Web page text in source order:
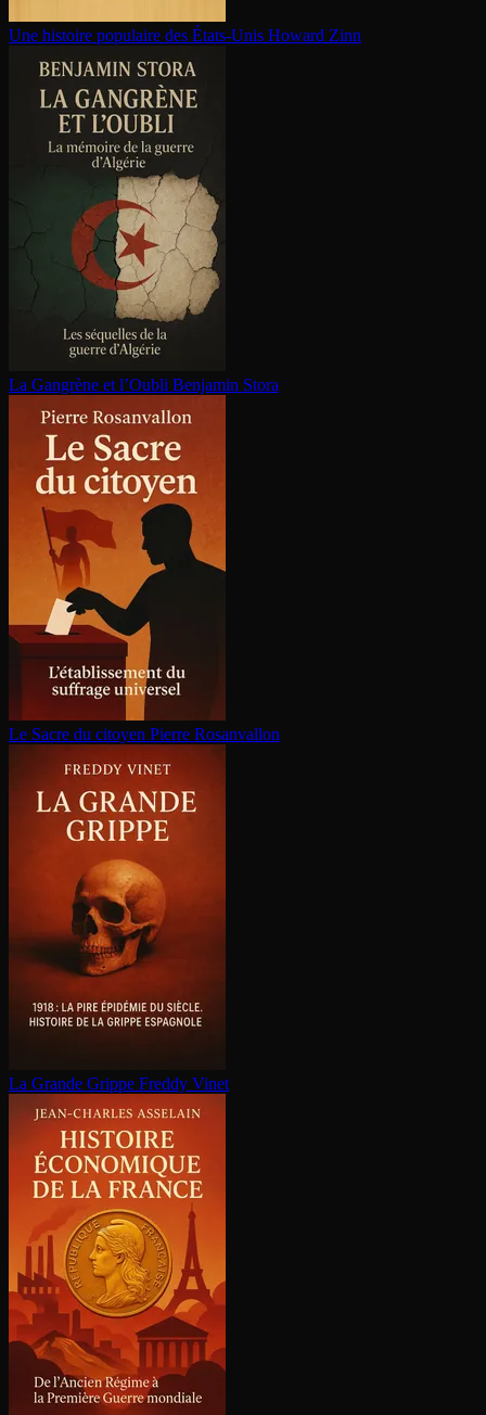
Une histoire populaire des États-Unis Howard Zinn
La Gangrène et l’Oubli Benjamin Stora
Le Sacre du citoyen Pierre Rosanvallon
La Grande Grippe Freddy Vinet